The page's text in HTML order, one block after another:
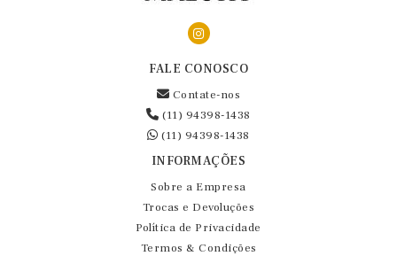
FALE CONOSCO
Contate-nos
(11) 94398-1438
(11) 94398-1438
INFORMAÇÕES
Sobre a Empresa
Trocas e Devoluções
Política de Privacidade
Termos & Condições